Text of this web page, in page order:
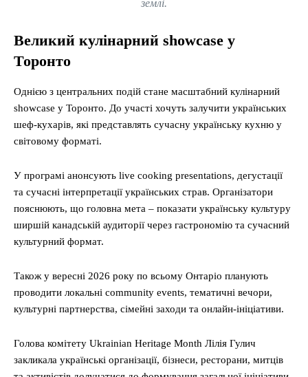
землі.
Великий кулінарний showcase у
Торонто
Однією з центральних подій стане масштабний кулінарний
showcase у Торонто. До участі хочуть залучити українських
шеф-кухарів, які представлять сучасну українську кухню у
світовому форматі.
У програмі анонсують live cooking presentations, дегустації
та сучасні інтерпретації українських страв. Організатори
пояснюють, що головна мета – показати українську культуру
ширшій канадській аудиторії через гастрономію та сучасний
культурний формат.
Також у вересні 2026 року по всьому Онтаріо планують
проводити локальні community events, тематичні вечори,
культурні партнерства, сімейні заходи та онлайн-ініціативи.
Голова комітету Ukrainian Heritage Month Лілія Гулич
закликала українські організації, бізнеси, ресторани, митців